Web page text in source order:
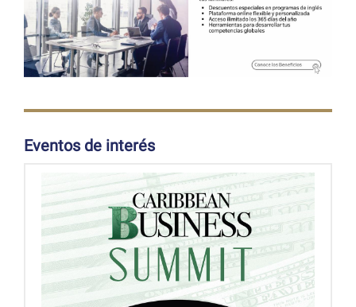
Eventos de interés